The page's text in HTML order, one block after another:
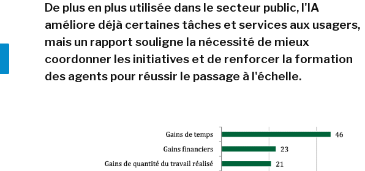
De plus en plus utilisée dans le secteur public, l'IA
améliore déjà certaines tâches et services aux usagers,
mais un rapport souligne la nécessité de mieux
coordonner les initiatives et de renforcer la formation
des agents pour réussir le passage à l'échelle.